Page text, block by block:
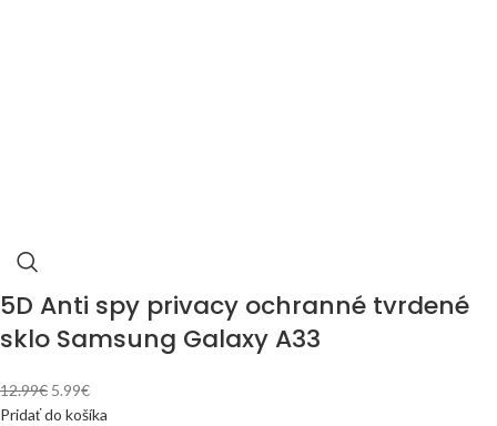
5D Anti spy privacy ochranné tvrdené
sklo Samsung Galaxy A33
12.99€ 5.99€
Pridať do košíka